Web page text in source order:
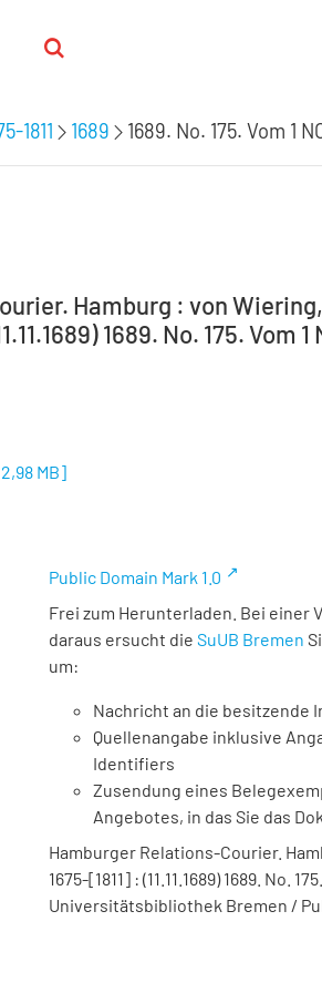
1811 1689 1689. No. 175. Vom 1
Hamburg : von
1689. No. 175. Vom
2,98 MB]
Public Domain Mark 1.0
Frei zum Herunterladen. Bei einer
daraus ersucht die SuUB Bremen
um:
Nachricht an die besitzende
Quellenangabe inklusive
Identifiers
Zusendung eines
Angebotes, in das Sie das
Hamburger Relations-Courier.
1675-[1811] : (11.11.1689) 1689. No.
Universitätsbibliothek Bremen /